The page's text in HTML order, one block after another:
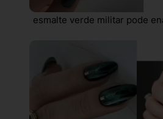
esmalte verde militar pode